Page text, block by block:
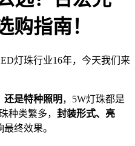
购指南！
灯珠行业16年，今天我们来
还是特种照明 ，5W灯珠都是
种类繁多， 封装形式、亮
终效果。